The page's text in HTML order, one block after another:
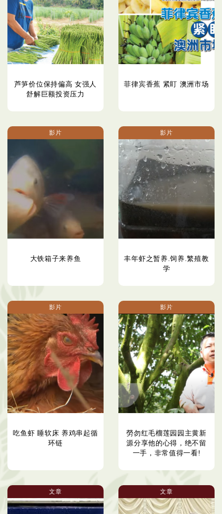
芦笋价位保持偏高 女强人
舒解巨额投资压力
菲律宾香蕉 紧盯 澳洲市场
影片
大铁箱子来养鱼
影片
丰年虾之暂养.饲养.繁殖教
学
影片
吃鱼虾 睡软床 养鸡串起循
环链
影片
勞勿红毛榴莲园园主黄新
源分享他的心得，绝不留
一手，非常值得一看!
文章 文章